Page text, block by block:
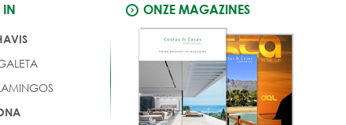
IN ONZE MAGAZINES